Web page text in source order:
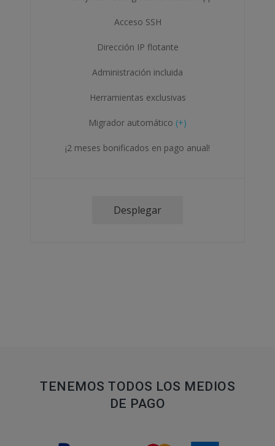
Acceso SSH
Dirección IP flotante
Administración incluida
Herramientas exclusivas
Migrador automático (+)
¡2 meses bonificados en pago anual!
Desplegar
TENEMOS TODOS LOS MEDIOS
DE PAGO